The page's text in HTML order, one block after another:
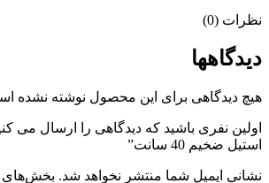
نظرات (0)
دیدگاهها
هیچ دیدگاهی برای این محصول نوشته نشده
اولین نفری باشید که دیدگاهی را ارسال می
استیل ضخیم 40 سانت”
نشانی ایمیل شما منتشر نخواهد شد. بخش‌های